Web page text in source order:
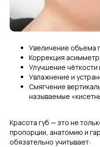
Увеличение объема
Коррекция
Улучшение чёткости
Увлажнение и
Смягчение
называемые
Красота губ — это не
пропорции, анатомию и
обязательно учитывает: